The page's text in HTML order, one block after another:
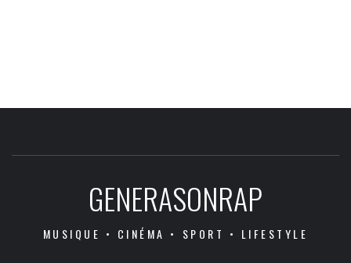
GENERASONRAP
MUSIQUE • CINÉMA • SPORT • LIFESTYLE